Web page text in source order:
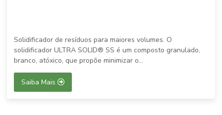
Solidificador de resíduos para maiores volumes. O
solidificador ULTRA SOLID® SS é um composto granulado,
branco, atóxico, que propõe minimizar o...
Saiba Mais